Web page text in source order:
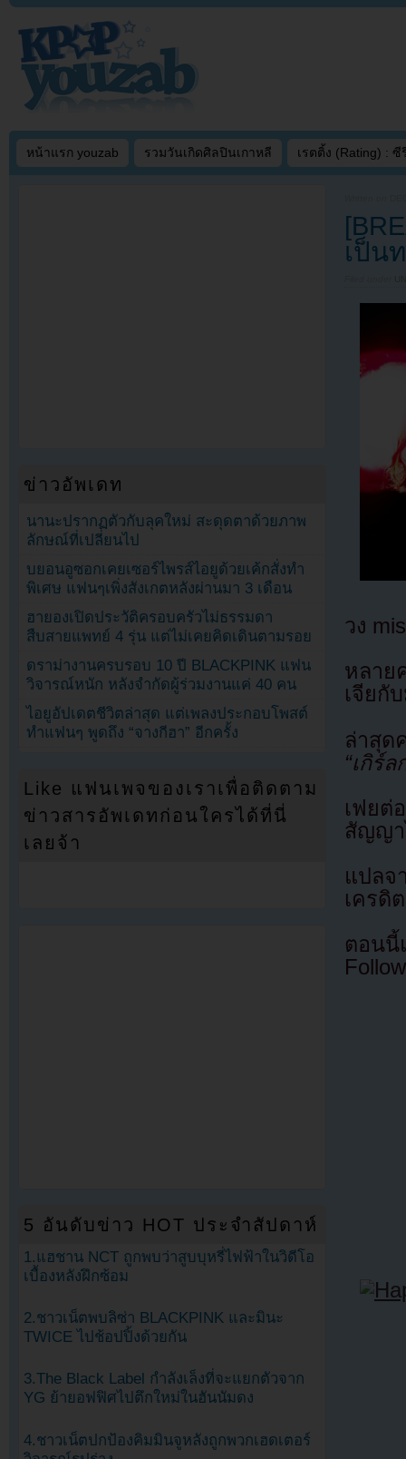
หน้าแรก youzab รวมวันเกิดศิลปินเกาหลี เรตติ้ง (Rating) : ซี
เป็น
วง
หลาย
เจียกั
ล่าสุด
“เกิร์
เฟยต่
สัญญา
แปล
เครดิ
ตอนนี้
ข่าวอัพเดท
นานะปรากฏตัวกับลุคใหม่ สะดุดตาด้วยภาพ
ลักษณ์ที่เปลี่ยนไป
บยอนอูซอกเคยเซอร์ไพรส์ไอยูด้วยเค้กสั่งทำ
พิเศษ แฟนๆเพิ่งสังเกตหลังผ่านมา 3 เดือน
ฮายองเปิดประวัติครอบครัวไม่ธรรมดา
สืบสายแพทย์ 4 รุ่น แต่ไม่เคยคิดเดินตามรอย
ดราม่างานครบรอบ 10 ปี BLACKPINK แฟน
วิจารณ์หนัก หลังจำกัดผู้ร่วมงานแค่ 40 คน
ไอยูอัปเดตชีวิตล่าสุด แต่เพลงประกอบโพสต์
ทำแฟนๆ พูดถึง “จางกีฮา” อีกครั้ง
Like แฟนเพจของเราเพื่อติดตาม
ข่าวสารอัพเดทก่อนใครได้ที่นี่
เลยจ้า
5 อันดับข่าว HOT ประจำสัปดาห์
1.แฮชาน NCT ถูกพบว่าสูบบุหรี่ไฟฟ้าในวิดีโอ
เบื้องหลังฝึกซ้อม
2.ชาวเน็ตพบลิซ่า BLACKPINK และมินะ
TWICE ไปช้อปปิ้งด้วยกัน
3.The Black Label กำลังเล็งที่จะแยกตัวจาก
YG ย้ายอฟฟิศไปตึกใหม่ในฮันนัมดง
4.ชาวเน็ตปกป้องคิมมินจูหลังถูกพวกเฮดเตอร์